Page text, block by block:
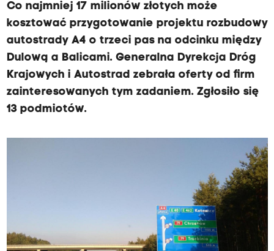
Co najmniej 17 milionów złotych może
kosztować przygotowanie projektu rozbudowy
autostrady A4 o trzeci pas na odcinku między
Dulową a Balicami. Generalna Dyrekcja Dróg
Krajowych i Autostrad zebrała oferty od firm
zainteresowanych tym zadaniem. Zgłosiło się
13 podmiotów.